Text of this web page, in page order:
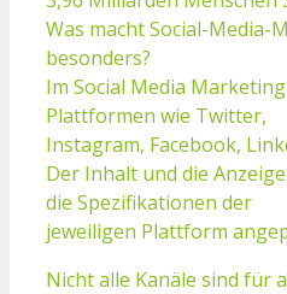
Was macht Social-Media-
besonders?
Im Social Media
Plattformen wie Twitter,
Instagram, Facebook,
Der Inhalt und die
die Spezifikationen der
jeweiligen Plattform
Nicht alle Kanäle sind für